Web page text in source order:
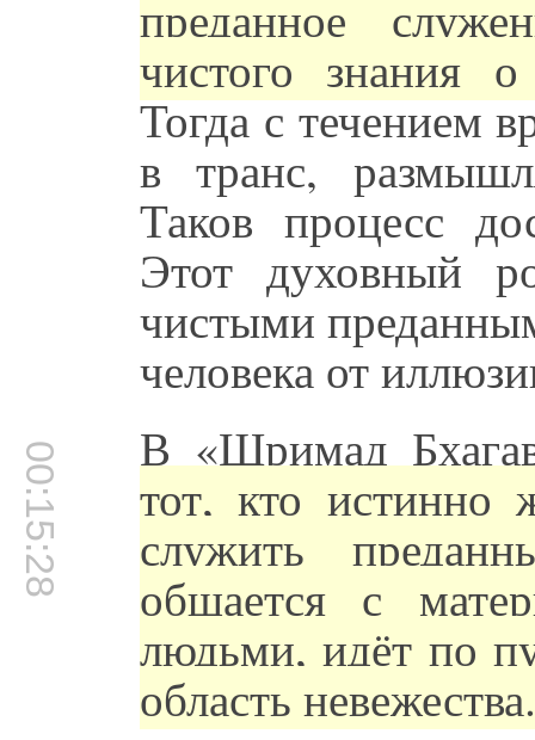
преданное
чистого знания
Тогда с течением
в транс,
Таков процесс
Этот духовный
чистыми
человека от
00:15:28 В «Шримад
тот, кто истинно
служить
общается с
людьми, идёт по
область невежества.